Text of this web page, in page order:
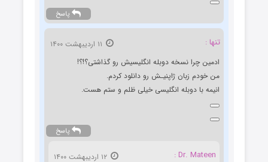
پاسخ
تنها :
ادمین چرا نسخه دوبله انگلیسیش رو گذاشتی؟!؟!
من خودم زبان ژاپنی‏ـش رو دانلود کردم.
انیمه با دوبله انگلیسی خیلی ظلم و ستم هست.
پاسخ
Dr. Mateen :